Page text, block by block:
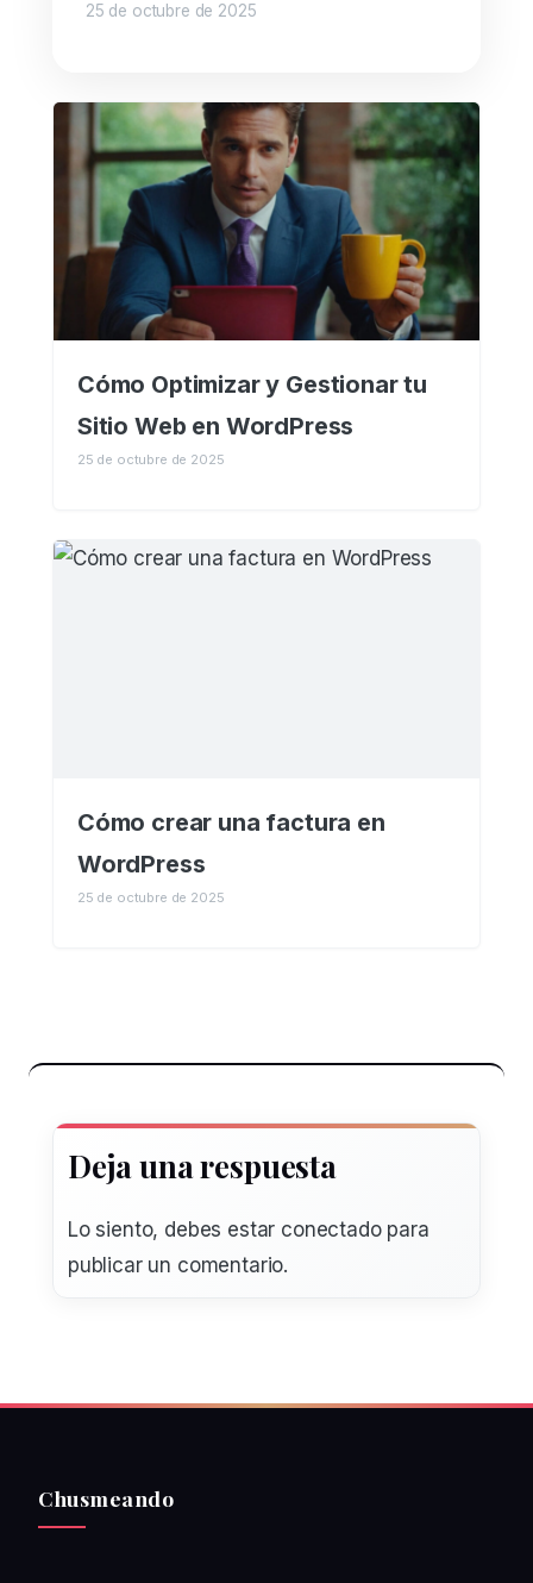
25 de octubre de 2025
Cómo Optimizar y Gestionar tu
Sitio Web en WordPress
25 de octubre de 2025
Cómo crear una factura en
WordPress
25 de octubre de 2025
Deja una respuesta
Lo siento, debes estar conectadopara
publicar un comentario.
Chusmeando